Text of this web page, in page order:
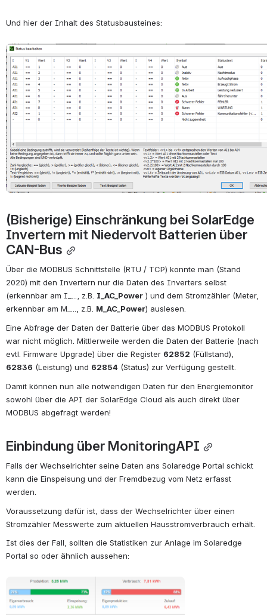
Und hier der Inhalt des Statusbausteines:
öffnen
(Bisherige) Einschränkung bei SolarEdge
Invertern mit Niedervolt Batterien über
CAN-Bus
Über die MODBUS Schnittstelle (RTU / TCP) konnte man (Stand
2020) mit den Invertern nur die Daten des Inverters selbst
(erkennbar am I_..., z.B. I_AC_Power ) und dem Stromzähler (Meter,
erkennbar am M_..., z.B. M_AC_Power) auslesen.
Eine Abfrage der Daten der Batterie über das MODBUS Protokoll
war nicht möglich. Mittlerweile werden die Daten der Batterie (nach
evtl. Firmware Upgrade) über die Register 62852
62836 (Leistung) und 62854 (Status) zur Verfügung gestellt.
Damit können nun alle notwendigen Daten für den Energiemonitor
sowohl über die API der SolarEdge Cloud als auch direkt über
MODBUS abgefragt werden!
Einbindung über MonitoringAPI
Falls der Wechselrichter seine Daten ans Solaredge Portal schickt
kann die Einspeisung und der Fremdbezug vom Netz erfasst
werden.
Voraussetzung dafür ist, dass der Wechselrichter über einen
Stromzähler Messwerte zum aktuellen Hausstromverbrauch erhält.
Ist dies der Fall, sollten die Statistiken zur Anlage im Solaredge
Portal so oder ähnlich aussehen:
öffnen